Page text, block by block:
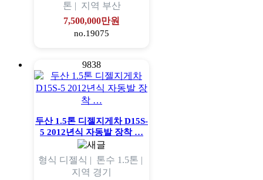
톤 | 지역 부산
7,500,000만원
no.19075
9838
두산 1.5톤 디젤지게차 D15S-
5 2012년식 자동발 장착 …
형식 디젤식 | 톤수 1.5톤 |
지역 경기